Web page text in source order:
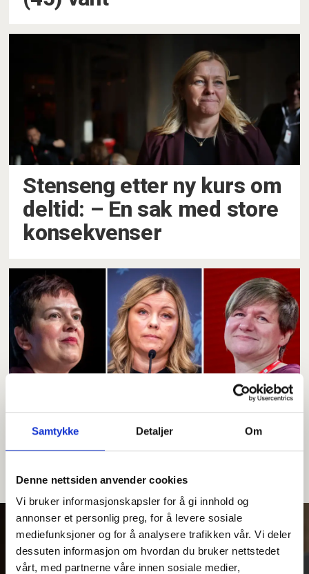
Samtykke Detaljer Om
Denne nettsiden anvender cookies
Vi bruker informasjonskapsler for å gi innhold og
annonser et personlig preg, for å levere sosiale
mediefunksjoner og for å analysere trafikken vår. Vi deler
dessuten informasjon om hvordan du bruker nettstedet
vårt, med partnerne våre innen sosiale medier,
Stenseng etter ny kurs om
deltid: – En sak med store
konsekvenser
Varsler endring i
overtidsregler for